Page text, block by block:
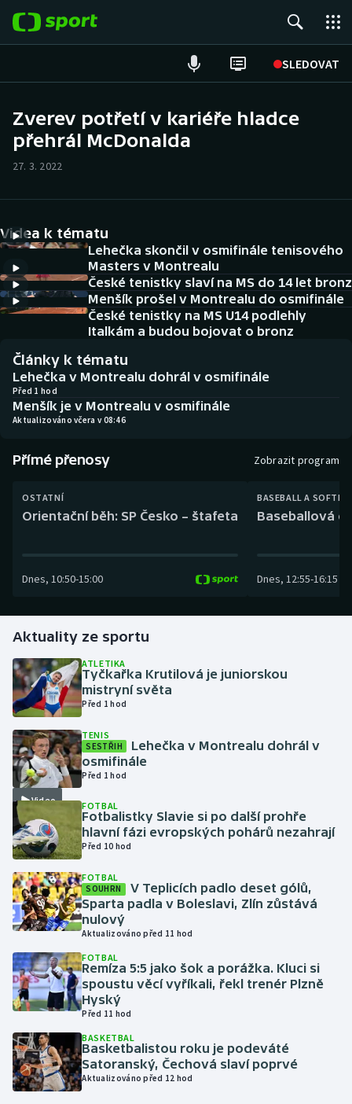
SLEDOVAT
Hokej
Cyklistika
DALŠÍ SPORTY
Americký fotbal
Baseball a softbal
Basketbal
Box
Florbal
Futsal
Golf
Gymnastika
Házená
Jezdectví
Judo
Krasobruslení
Lezení
Lyže a snowboard
Moderní pětiboj
Motorsport
Olympijské hry
NEPŘEHLÉDNĚTE
Soutěže
Historické návraty
Zverev potřetí v kariéře hladce
přehrál McDonalda
27. 3. 2022
Videa k tématu
Lehečka skončil v osmifinále tenisového
Masters v Montrealu
České tenistky slaví na MS do 14 let bronz
Menšík prošel v Montrealu do osmifinále
České tenistky na MS U14 podlehly
Italkám a budou bojovat o bronz
Články k tématu
Lehečka v Montrealu dohrál v osmifinále
Před 1 hod
Menšík je v Montrealu v osmifinále
Aktualizováno včera v 08:46
Přímé přenosy Zobrazit program
OSTATNÍ
Orientační běh: SP Česko – štafeta
Dnes, 10:50-15:00
BASEBALL A
Baseballová
Dnes, 12:55-16:15
Aktuality ze sportu
ATLETIKA
Tyčkařka Krutilová je juniorskou
mistryní světa
Před 1 hod
Video
TENIS
SESTŘIH
Lehečka v Montrealu dohrál v
osmifinále
Před 1 hod
FOTBAL
Fotbalistky Slavie si po další prohře
hlavní fázi evropských pohárů nezahrají
Před 10 hod
FOTBAL
SOUHRN
V Teplicích padlo deset gólů,
Sparta padla v Boleslavi, Zlín zůstává
nulový
Aktualizováno před 11 hod
FOTBAL
Remíza 5:5 jako šok a porážka. Kluci si
spoustu věcí vyříkali, řekl trenér Plzně
Hyský
Před 11 hod
BASKETBAL
Basketbalistou roku je podeváté
Satoranský, Čechová slaví poprvé
Aktualizováno před 12 hod